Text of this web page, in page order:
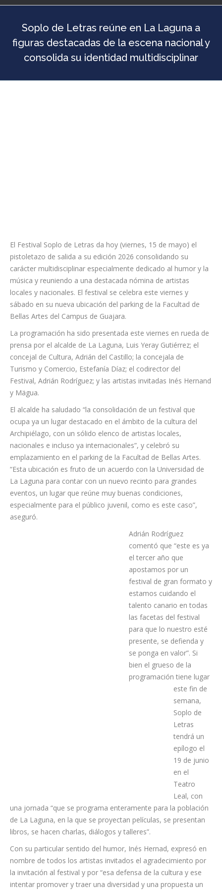
Soplo de Letras reúne en La Laguna a
figuras destacadas de la escena nacional y
consolida su identidad multidisciplinar
El Festival Soplo de Letras da hoy (viernes, 15 de mayo) el
pistoletazo de salida a su edición 2026 consolidando su
carácter multidisciplinar especialmente dedicado al humor y la
música y reuniendo a una destacada nómina de artistas
locales y nacionales. El festival se celebra este viernes y
sábado en su nueva ubicación del parking de la Facultad de
Bellas Artes del Campus de Guajara.
La programación ha sido presentada este viernes en rueda de
prensa por el alcalde de La Laguna, Luis Yeray Gutiérrez; el
concejal de Cultura, Adrián del Castillo; la concejala de
Turismo y Comercio, Estefanía Díaz; el codirector del
Festival, Adrián Rodríguez; y las artistas invitadas Inés Hernand
El alcalde ha saludado “la consolidación de un festival que
ocupa ya un lugar destacado en el ámbito de la cultura del
Archipiélago, con un sólido elenco de artistas locales,
nacionales e incluso ya internacionales”, y celebró su
emplazamiento en el parking de la Facultad de Bellas Artes.
“Esta ubicación es fruto de un acuerdo con la Universidad de
La Laguna para contar con un nuevo recinto para grandes
eventos, un lugar que reúne muy buenas condiciones,
especialmente para el público juvenil, como es este caso”,
Adrián Rodríguez
comentó que “este es ya
el tercer año que
apostamos por un
festival de gran formato y
estamos cuidando el
talento canario en todas
las facetas del festival
para que lo nuestro esté
presente, se defienda y
se ponga en valor”. Si
bien el grueso de la
programación tiene lugar
este fin de
semana,
Soplo de
Letras
tendrá un
epílogo el
19 de junio
en el
Teatro
Leal, con
una jornada “que se programa enteramente para la población
de La Laguna, en la que se proyectan películas, se presentan
libros, se hacen charlas, diálogos y talleres”.
Con su particular sentido del humor, Inés Hernad, expresó en
nombre de todos los artistas invitados el agradecimiento por